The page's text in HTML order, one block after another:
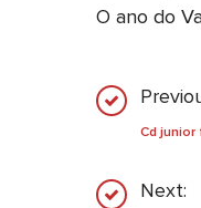
O ano do
Cd junior
Next: